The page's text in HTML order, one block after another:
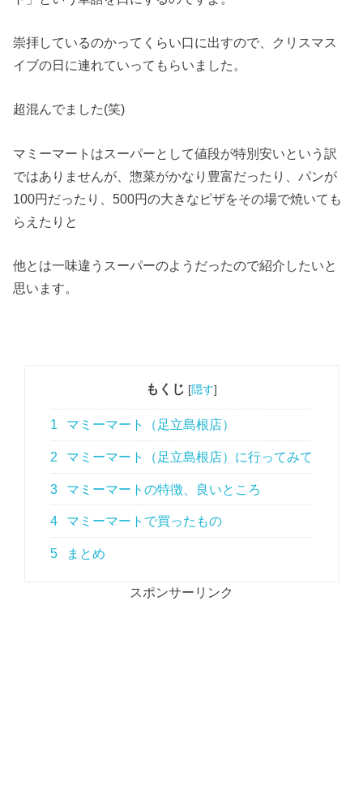
崇拝しているのかってくらい口に出すので、クリスマス
イブの日に連れていってもらいました。
超混んでました(笑)
マミーマートはスーパーとして値段が特別安いという訳
ではありませんが、惣菜がかなり豊富だったり、パンが
100円だったり、500円の大きなピザをその場で焼いても
らえたりと
他とは一味違うスーパーのようだったので紹介したいと
思います。
もくじ [隠す]
1 マミーマート（足立島根店）
2 マミーマート（足立島根店）に行ってみて
3 マミーマートの特徴、良いところ
4 マミーマートで買ったもの
5 まとめ
スポンサーリンク